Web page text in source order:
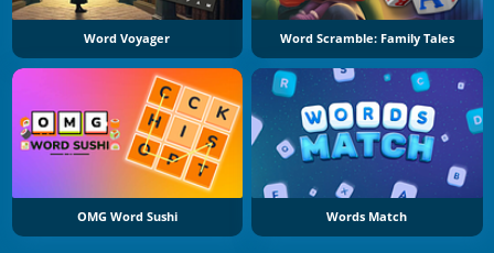
Word Voyager Word Scramble: Family Tales
OMG Word Sushi Words Match